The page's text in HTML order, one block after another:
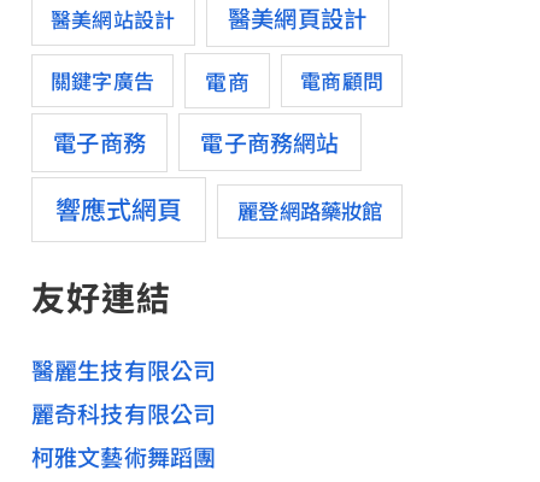
醫美網站設計 醫美網頁設計
關鍵字廣告 電商 電商顧問
電子商務 電子商務網站
響應式網頁 麗登網路藥妝館
友好連結
醫麗生技有限公司
麗奇科技有限公司
柯雅文藝術舞蹈團